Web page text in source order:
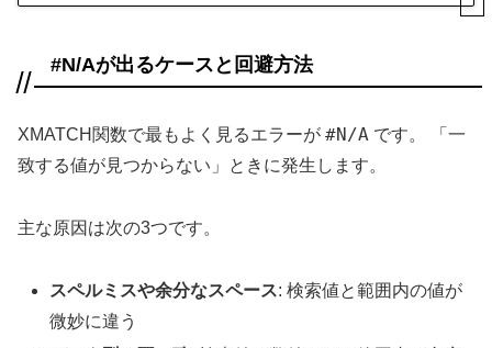
#N/Aが出るケースと回避方法
XMATCH関数で最もよく見るエラーが #N/A です。 「一
致する値が見つからない」ときに発生します。
主な原因は次の3つです。
スペルミスや余分なスペース: 検索値と範囲内の値が
微妙に違う